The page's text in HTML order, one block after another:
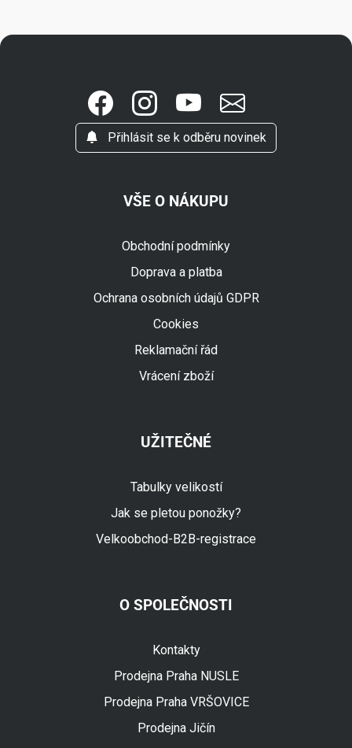
Přihlásit se k odběru novinek
VŠE O NÁKUPU
Obchodní podmínky
Doprava a platba
Ochrana osobních údajů GDPR
Cookies
Reklamační řád
Vrácení zboží
UŽITEČNÉ
Tabulky velikostí
Jak se pletou ponožky?
Velkoobchod-B2B-registrace
O SPOLEČNOSTI
Kontakty
Prodejna Praha NUSLE
Prodejna Praha VRŠOVICE
Prodejna Jičín